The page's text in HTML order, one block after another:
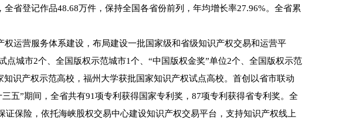
省登记作品48.68万件，保持全国各省份前列，年均增长率27.96%。全省累
营服务体系建设，布局建设一批国家级和省级知识产权交易和运营平
城市2个、全国版权示范城市1个、“中国版权金奖”单位2个、全国版权示范
识产权示范高校，福州大学获批国家知识产权试点高校。首创以省市联动
五”期间，全省共有91项专利获得国家专利奖，87项专利获得省专利奖。全
保险，依托海峡股权交易中心建设知识产权交易平台，支持知识产权线上